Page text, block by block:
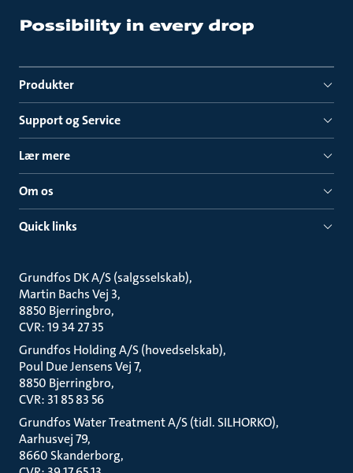
Produkter
Support og Service
Lær mere
Om os
Quick links
Grundfos DK A/S (salgsselskab)
Martin Bachs Vej 3
8850 Bjerringbro
CVR: 19 34 27 35
Grundfos Holding A/S (hovedselskab)
Poul Due Jensens Vej 7
8850 Bjerringbro
CVR: 31 85 83 56
Grundfos Water Treatment A/S (tidl. SILHORKO)
Aarhusvej 79
8660 Skanderborg